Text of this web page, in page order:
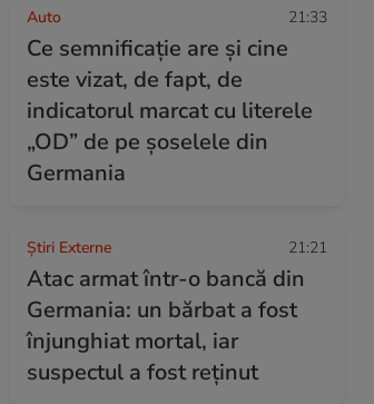
Auto 21:33
Ce semnificație are și cine
este vizat, de fapt, de
indicatorul marcat cu literele
„OD” de pe șoselele din
Germania
Știri Externe 21:21
Atac armat într-o bancă din
Germania: un bărbat a fost
înjunghiat mortal, iar
suspectul a fost reținut